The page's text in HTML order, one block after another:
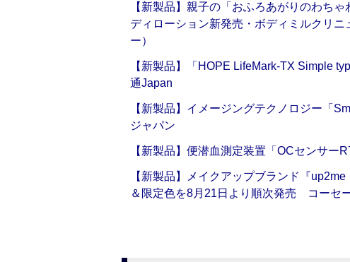
【新製品】親子の「おふろあがりのわち
ディローション新発売・ボディミルクリ
ー）
【新製品】「HOPE LifeMark-TX Simple
通Japan
【新製品】イメージングテクノロジー「
ジャパン
【新製品】便潜血測定装置「OCセンサ
【新製品】メイクアップブランド『
＆限定色を8月21日より順次発売 コーセ